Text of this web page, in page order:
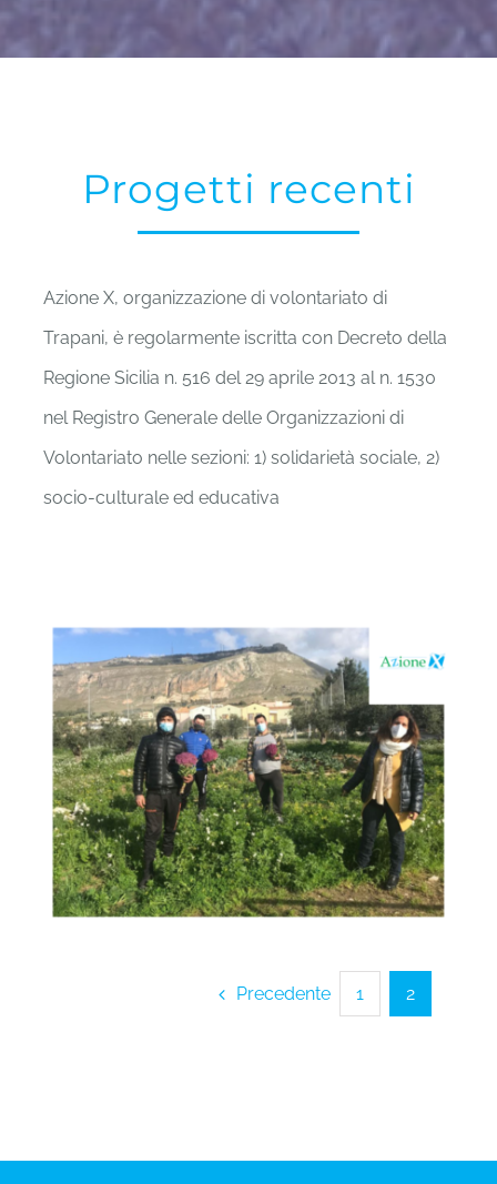
Progetti recenti
Azione X, organizzazione di volontariato di
Trapani, è regolarmente iscritta con Decreto della
Regione Sicilia n. 516 del 29 aprile 2013 al n. 1530
nel Registro Generale delle Organizzazioni di
Volontariato nelle sezioni: 1) solidarietà sociale, 2)
socio-culturale ed educativa
Precedente 1 2